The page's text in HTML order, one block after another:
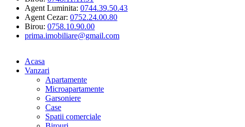
Agent Luminita: 0744.39.50.43
Agent Cezar: 0752.24.00.80
Birou: 0758.10.90.00
prima.imobiliare@gmail.com
Acasa
Vanzari
Apartamente
Microapartamente
Garsoniere
Case
Spatii comerciale